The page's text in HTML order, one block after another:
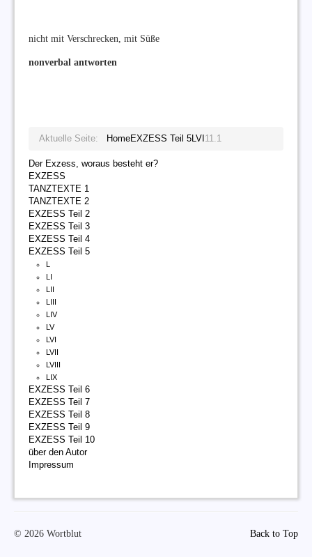
nicht mit Verschrecken, mit Süße
nonverbal antworten
Aktuelle Seite: HomeEXZESS Teil 5LVI 11.1
Der Exzess, woraus besteht er?
EXZESS
TANZTEXTE 1
TANZTEXTE 2
EXZESS Teil 2
EXZESS Teil 3
EXZESS Teil 4
EXZESS Teil 5
LIV
LV
LVI
LVII
LVIII
LIX
EXZESS Teil 6
EXZESS Teil 7
EXZESS Teil 8
EXZESS Teil 9
EXZESS Teil 10
über den Autor
Impressum
Back to Top
© 2026 Wortblut